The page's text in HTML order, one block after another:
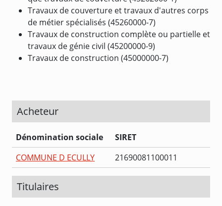
Travaux de couverture et travaux d'autres corps
de métier spécialisés (45260000-7)
Travaux de construction complète ou partielle et
travaux de génie civil (45200000-9)
Travaux de construction (45000000-7)
Acheteur
Dénomination sociale
SIRET
COMMUNE D ECULLY
21690081100011
Titulaires